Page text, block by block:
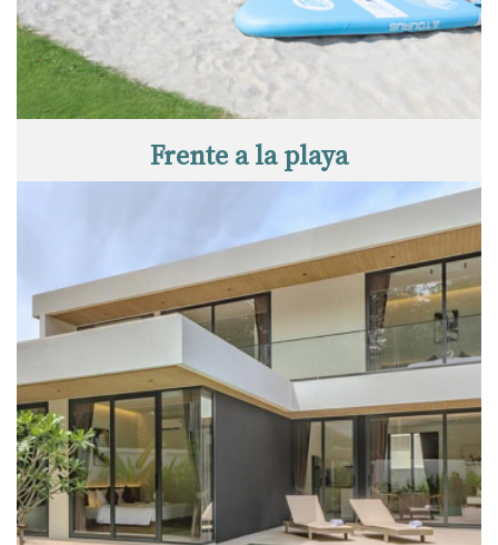
Frente a la playa